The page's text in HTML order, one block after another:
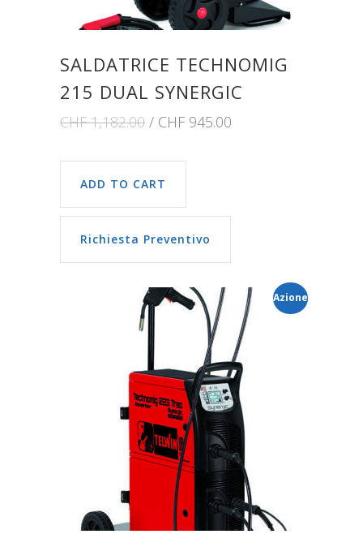
SALDATRICE TECHNOMIG
215 DUAL SYNERGIC
CHF1,182.00 CHF 945.00
ADD TO CART
Richiesta Preventivo
Azione